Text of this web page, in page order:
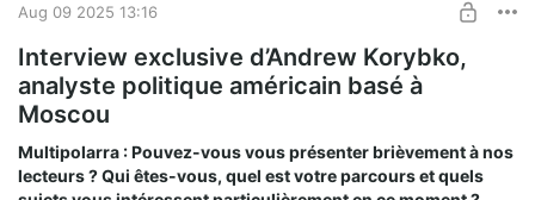
Aug 09 2025 13:16
Interview exclusive d’Andrew Korybko,
analyste politique américain basé à
Moscou
Multipolarra : Pouvez-vous vous présenter brièvement à nos
lecteurs ? Qui êtes-vous, quel est votre parcours et quels